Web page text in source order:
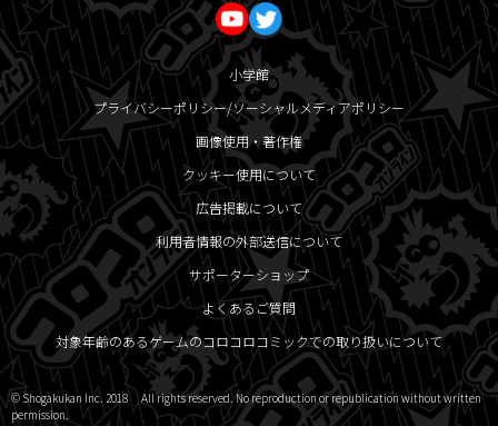
小学館
プライバシーポリシー/ソーシャルメディアポリシー
画像使用・著作権
クッキー使用について
広告掲載について
利用者情報の外部送信について
サポーターショップ
よくあるご質問
対象年齢のあるゲームのコロコロコミックでの取り扱いについて
© Shogakukan Inc. 2018 All rights reserved. No reproduction or republication without written
permission.